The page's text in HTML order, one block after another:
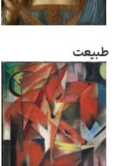
لودویگ دویچ
رامبرانت
طبیعت